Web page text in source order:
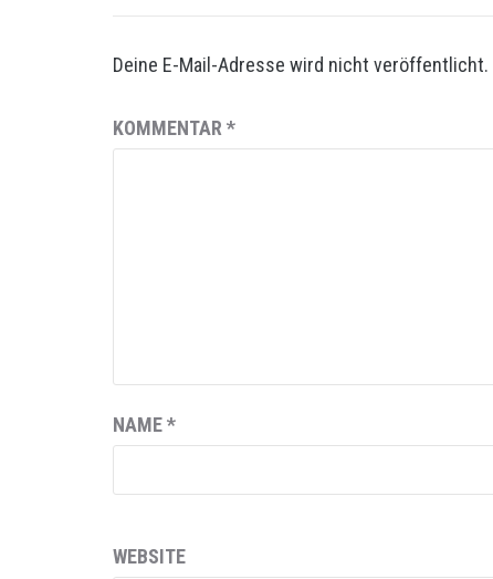
Deine E-Mail-Adresse wird nicht veröffentlicht.
KOMMENTAR *
NAME*
WEBSITE